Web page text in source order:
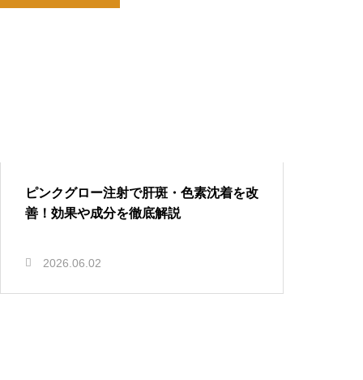
ピンクグロー注射で肝斑・色素沈着を改
善！効果や成分を徹底解説
2026.06.02